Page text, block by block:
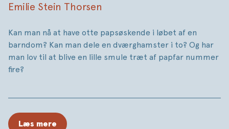
Emilie Stein Thorsen
Kan man nå at have otte papsøskende i løbet af en
barndom? Kan man dele en dværghamster i to? Og har
man lov til at blive en lille smule træt af papfar nummer
fire?
90’erne. Nogen var skilsmissebørn, før de kunne tale,
Læs mere